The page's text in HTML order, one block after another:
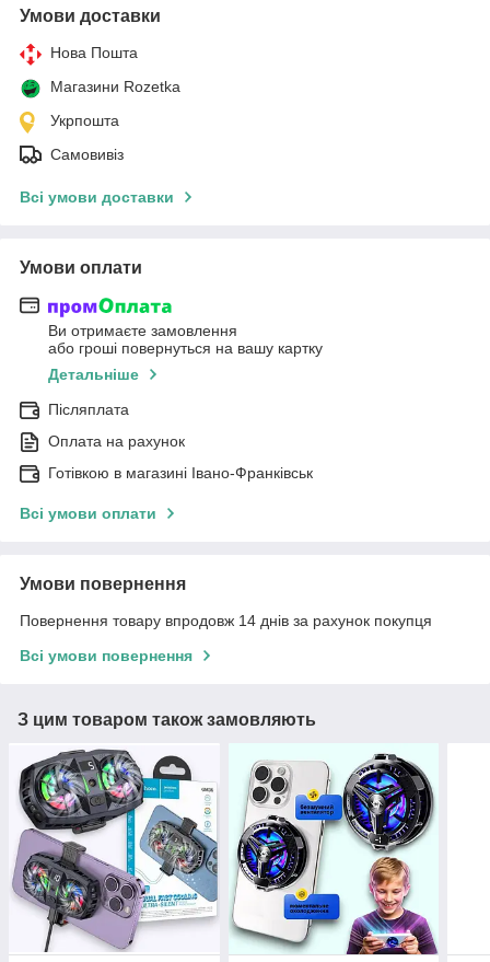
Умови доставки
Нова Пошта
Магазини Rozetka
Укрпошта
Самовивіз
Всі умови доставки
Умови оплати
Ви отримаєте замовлення
або гроші повернуться на вашу картку
Детальніше
Післяплата
Оплата на рахунок
Готівкою в магазині Івано-Франківськ
Всі умови оплати
Умови повернення
Повернення товару впродовж 14 днів за рахунок покупця
Всі умови повернення
З цим товаром також замовляють